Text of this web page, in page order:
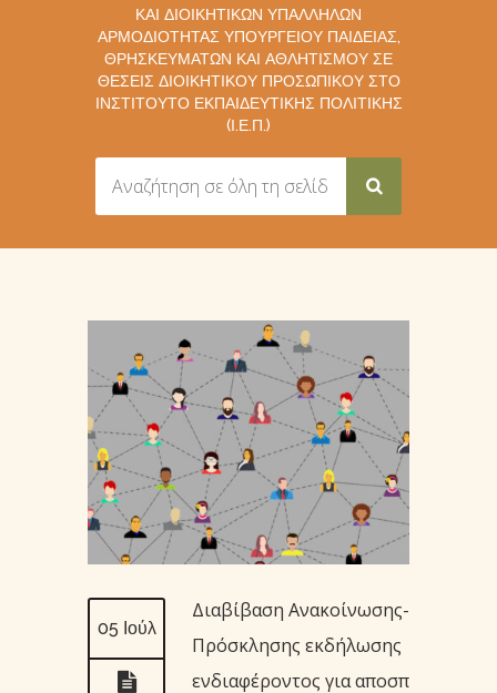
ΚΑΙ ΔΙΟΙΚΗΤΙΚΏΝ ΥΠΑΛΛΉΛΩΝ
ΑΡΜΟΔΙΌΤΗΤΑΣ ΥΠΟΥΡΓΕΊΟΥ ΠΑΙΔΕΊΑΣ,
ΘΡΗΣΚΕΥΜΆΤΩΝ ΚΑΙ ΑΘΛΗΤΙΣΜΟΎ ΣΕ
ΘΈΣΕΙΣ ΔΙΟΙΚΗΤΙΚΟΎ ΠΡΟΣΩΠΙΚΟΎ ΣΤΟ
ΙΝΣΤΙΤΟΎΤΟ ΕΚΠΑΙΔΕΥΤΙΚΉΣ ΠΟΛΙΤΙΚΉΣ
(Ι.Ε.Π.)
05 Ιούλ
Διαβίβαση Ανακοίνωσης-
Πρόσκλησης εκδήλωσης
ενδιαφέροντος για αποσπ